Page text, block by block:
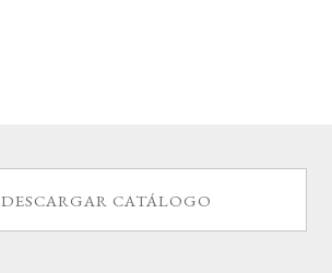
DESCARGAR CATÁLOGO